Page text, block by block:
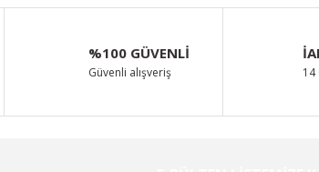
görüntülenemiyor.
bulunuyor.
%100 GÜVENLİ
Güvenli alışveriş 14